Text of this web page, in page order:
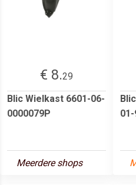
€ 8.29
Blic Wielkast 6601-06-
0000079P
Meerdere shops